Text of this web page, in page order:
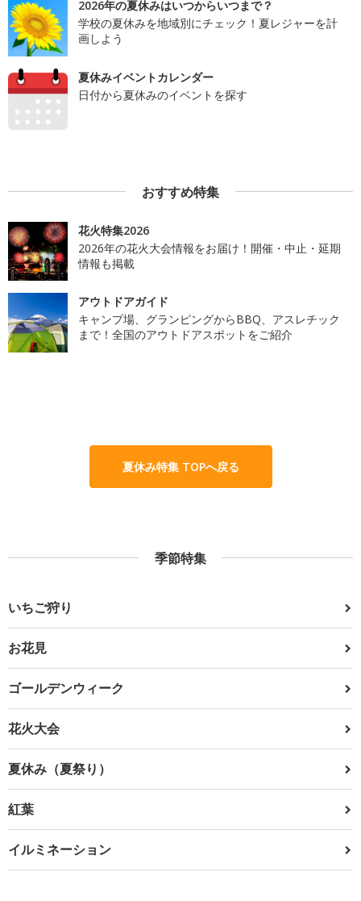
2026年の夏休みはいつからいつまで？
学校の夏休みを地域別にチェック！夏レジャーを計
画しよう
夏休みイベントカレンダー
日付から夏休みのイベントを探す
おすすめ特集
花火特集2026
2026年の花火大会情報をお届け！開催・中止・延期
情報も掲載
アウトドアガイド
キャンプ場、グランピングからBBQ、アスレチック
まで！全国のアウトドアスポットをご紹介
夏休み特集 TOPへ戻る
季節特集
いちご狩り
お花見
ゴールデンウィーク
花火大会
夏休み（夏祭り）
紅葉
イルミネーション